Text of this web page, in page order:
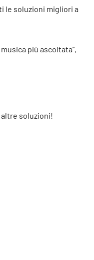
le soluzioni migliori a
più ascoltata”,
soluzioni!